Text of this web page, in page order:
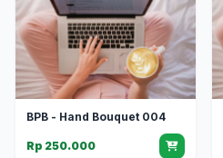
BPB - Hand Bouquet 004
Rp 250.000